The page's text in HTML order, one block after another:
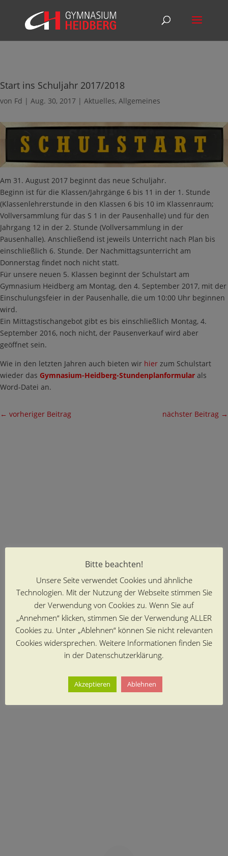
Start ins Schuljahr 2017/2018
von Fd | Aug. 30, 2017 | Aktuelles, Allgemeines
Am 31. August 2017 beginnt das neue Schuljahr.
Beginn ist für die Klassen/Jahrgänge 6 bis 11 in der 1. Stunde
(Klassenlehrerstunde in den Klassen 6 bis 10 im Klassenraum;
Vollversammlung für das S 1 in der Pausenhalle) und für den
Jahrgang 12 in der 2. Stunde (Vollversammlung in der
Pausenhalle). Anschließend ist jeweils Unterricht nach Plan bis
einschließlich 6. Stunde. Der Nachmittagsunterricht am
Donnerstag findet noch nicht statt.
Für unsere neuen 5. Klassen beginnt der Schulstart am
Gymnasium Heidberg am Montag, den 4. September 2017, mit der
Einschulungsfeier in der Pausenhalle, die um 10:00 Uhr beginnen
wird.
Ein Mittagstischangebot gibt es bis einschließlich Montag, 4.
September 2016, noch nicht, der Pausenverkauf wird aber
geöffnet sein.
Wie in den letzten Jahren auch bieten wir hier zum Schulstart
wieder das Gymnasium-Heidberg-Stundenplanformular als
Word-Datei an.
← vorheriger Beitrag nächster Beitrag →
Bitte beachten!
Unsere Seite verwendet Cookies und ähnliche
Technologien. Mit der Nutzung der Webseite stimmen Sie
der Verwendung von Cookies zu. Wenn Sie auf
„Annehmen“ klicken, stimmen Sie der Verwendung ALLER
Cookies zu. Unter „Ablehnen“ können Sie nicht relevanten
Cookies widersprechen. Weitere Informationen finden Sie
in der Datenschutzerklärung.
Akzeptieren Ablehnen